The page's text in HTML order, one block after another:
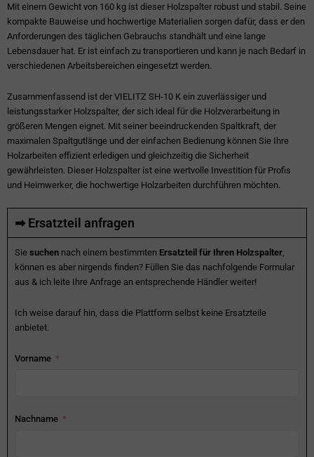
Mit einem Gewicht von 160 kg ist dieser Holzspalter robust und stabil. Seine
kompakte Bauweise und hochwertige Materialien sorgen dafür, dass er den
Anforderungen des täglichen Gebrauchs standhält und eine lange
Lebensdauer hat. Er ist einfach zu transportieren und kann je nach Bedarf in
verschiedenen Arbeitsbereichen eingesetzt werden.
Zusammenfassend ist der VIELITZ SH-10 K ein zuverlässiger und
leistungsstarker Holzspalter, der sich ideal für die Holzverarbeitung in
größeren Mengen eignet. Mit seiner beeindruckenden Spaltkraft, der
maximalen Spaltgutlänge und der einfachen Bedienung können Sie Ihre
Holzarbeiten effizient erledigen und gleichzeitig die Sicherheit
gewährleisten. Dieser Holzspalter ist eine wertvolle Investition für Profis
und Heimwerker, die hochwertige Holzarbeiten durchführen möchten.
➡ Ersatzteil anfragen
Sie suchen nach einem bestimmten Ersatzteil für Ihren Holzspalter,
können es aber nirgends finden? Füllen Sie das nachfolgende Formular
aus & ich leite Ihre Anfrage an entsprechende Händler weiter!
Ich weise darauf hin, dass die Plattform selbst keine Ersatzteile
anbietet.
Vorname
Nachname